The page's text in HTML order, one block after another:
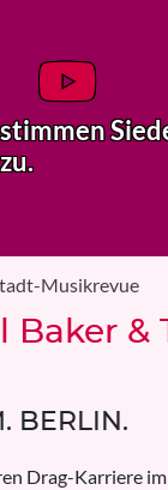
stimmen Sie
Musikrevue
Baker &
BERLIN.
Drag-Karriere